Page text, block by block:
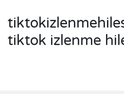
tiktok izlenme